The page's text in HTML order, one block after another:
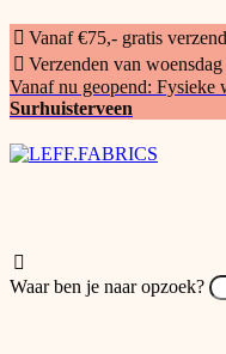
Vanaf €75,- gratis
Verzenden van
Vanaf nu geopend: Fysieke
Surhuisterveen
Waar ben je naar opzoek?